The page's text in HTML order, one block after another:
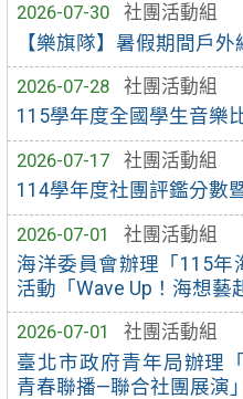
2026-07-30
社團活動組
【樂旗隊】暑假期間戶
2026-07-28
社團活動組
115學年度全國學生音樂
2026-07-17
社團活動組
114學年度社團評鑑分數
2026-07-01
社團活動組
海洋委員會辦理「115年
活動「Wave Up！海想藝
2026-07-01
社團活動組
臺北市政府青年局辦理
青春聯播—聯合社團展演」